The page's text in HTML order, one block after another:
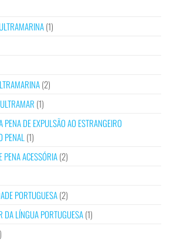
(1)
(2)
(1)
DE EXPULSÃO AO ESTRANGEIRO
PENAL (1)
PENA ACESSÓRIA(2)
PORTUGUESA(2)
DA LÍNGUA PORTUGUESA(1)